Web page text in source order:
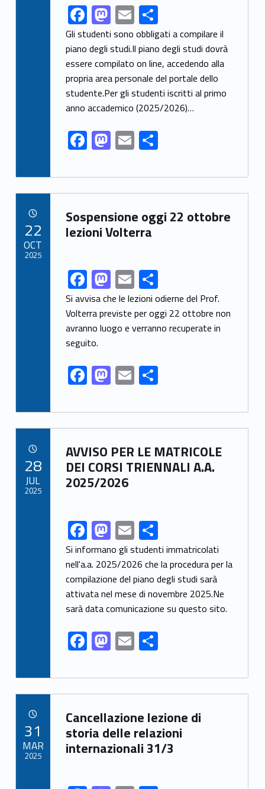
Link identifier share facebook archive #share-link-archive-64949F
ac
e
b
o
o
k
M
as
to
d
o
n
E
m
ai
l
S
h
ar
e
Gli studenti sono obbligati a compilare il
piano degli studi.Il piano degli studi dovrà
essere compilato on line, accedendo alla
propria area personale del portale dello
studente.Per gli studenti iscritti al primo
anno accademico (2025/2026)…
F
ac
e
b
o
o
M
as
to
d
o
n
E
m
ai
l
S
ar
e
Link identifier archive #link-archive-99783
Sospensione oggi 22 ottobre
lezioni Volterra
Link identifier share facebook archive #share-link-archive-21988F
ac
e
b
o
o
k
M
as
to
d
n
E
m
ai
l
S
h
ar
e
Si avvisa che le lezioni odierne del Prof.
Volterra previste per oggi 22 ottobre non
avranno luogo e verranno recuperate in
seguito.
F
ac
e
b
o
o
k
M
as
to
d
o
n
E
m
ai
l
S
ar
e
22
OCT
2025
Link identifier archive #link-archive-23719
AVVISO PER LE MATRICOLE
DEI CORSI TRIENNALI A.A.
2025/2026
Link identifier share facebook archive #share-link-archive-32222F
ac
e
b
o
o
k
M
as
to
d
o
n
E
m
ai
l
S
h
ar
e
Si informano gli studenti immatricolati
nell'a.a. 2025/2026 che la procedura per la
compilazione del piano degli studi sarà
attivata nel mese di novembre 2025.Ne
sarà data comunicazione su questo sito.
F
ac
e
b
o
o
k
M
as
to
d
o
n
E
m
ai
l
S
ar
e
28
JUL
2025
Link identifier archive #link-archive-38416
Cancellazione lezione di
storia delle relazioni
internazionali 31/3
31
MAR
2025